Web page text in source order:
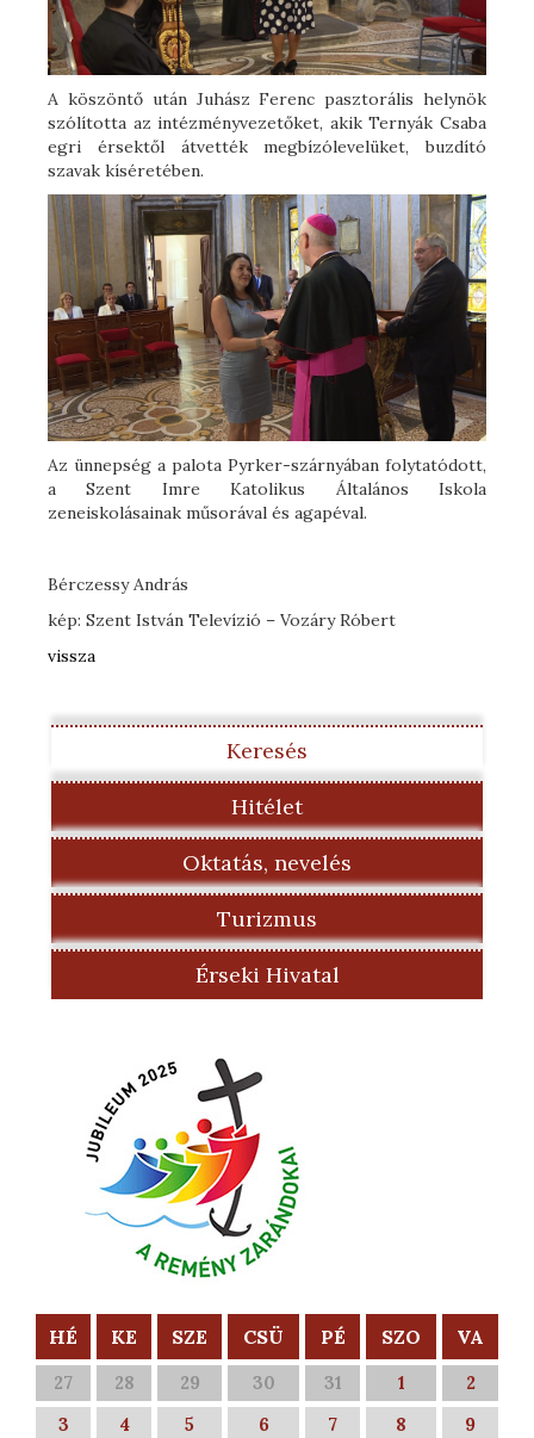
A köszöntő után Juhász Ferenc pasztorális helynök
szólította az intézményvezetőket, akik Ternyák Csaba
egri érsektől átvették megbízólevelüket, buzdító
szavak kíséretében.
Az ünnepség a palota Pyrker-szárnyában folytatódott,
a Szent Imre Katolikus Általános Iskola
zeneiskolásainak műsorával és agapéval.
Bérczessy András
kép: Szent István Televízió – Vozáry Róbert
vissza
Keresés
Hitélet
Oktatás, nevelés
Turizmus
Érseki Hivatal
HÉ KE SZE CSÜ PÉ SZO VA
27 28 29 30 31 1
2
3
4 5 6 7 8
9